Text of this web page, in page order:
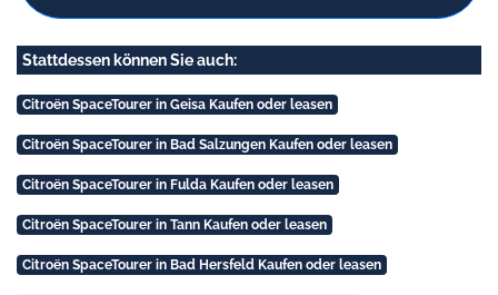
Stattdessen können Sie auch:
Citroën SpaceTourer in Geisa Kaufen oder leasen
Citroën SpaceTourer in Bad Salzungen Kaufen oder leasen
Citroën SpaceTourer in Fulda Kaufen oder leasen
Citroën SpaceTourer in Tann Kaufen oder leasen
Citroën SpaceTourer in Bad Hersfeld Kaufen oder leasen